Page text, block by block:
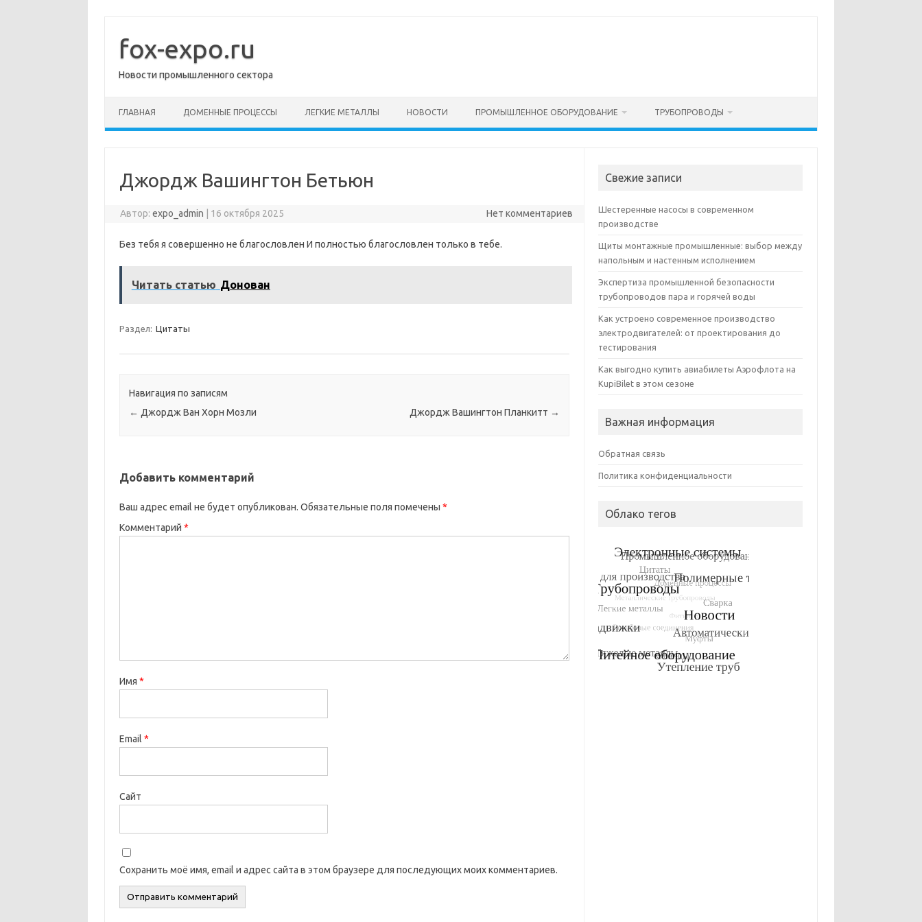
содержимому
fox-expo.ru
Новости промышленного сектора
ГЛАВНАЯ ДОМЕННЫЕ ПРОЦЕССЫ ЛЕГКИЕ МЕТАЛЛЫ НОВОСТИ ПРОМЫШЛЕННОЕ ОБОРУДОВАНИЕ ТРУБОПРОВОДЫ
Джордж Вашингтон Бетьюн
Автор:expo_admin 16 октября 2025 Нет комментариев
Без тебя я совершенно не благословлен И полностью благословлен только в тебе.
Читать статью Донован
Раздел: Цитаты
Навигация по записям
← Джордж Ван Хорн Мозли Джордж Вашингтон Планкитт →
Добавить комментарий
Ваш адрес email не будет опубликован. Обязательные поля помечены *
Комментарий *
Имя *
Email *
Сайт
Сохранить моё имя, email и адрес сайта в этом браузере для последующих моих комментариев.
Свежие записи
Шестеренные насосы в современном
производстве
Щиты монтажные промышленные: выбор между
напольным и настенным исполнением
Экспертиза промышленной безопасности
трубопроводов пара и горячей воды
Как устроено современное производство
электродвигателей: от проектирования до
тестирования
Как выгодно купить авиабилеты Аэрофлота на
KupiBilet в этом сезоне
Важная информация
Обратная связь
Политика конфиденциальности
Облако тегов